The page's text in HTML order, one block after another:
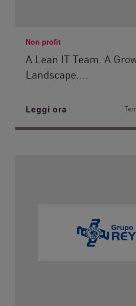
Non profit
A Lean IT Team. A
Landscape....
Leggi ora